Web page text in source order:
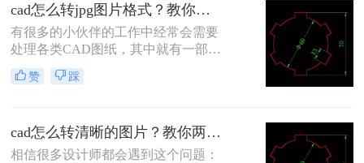
么批量转图片，快来看看这篇文章吧
cad怎么转jpg图片格式？教你一招！
有很多的小伙伴的工作中经常会需要
处理各类CAD图纸，其中就有一部分
的用户为了方便查看就会需要将CAD
图纸保存为JPG格式的图片。但是有
优秀的CAD转图片的方法，那么下面
就随小编一起来看看吧。
赞 踩
cad怎么转清晰的图片？教你两个靠谱的方法！
相信很多设计师都会遇到这个问题：